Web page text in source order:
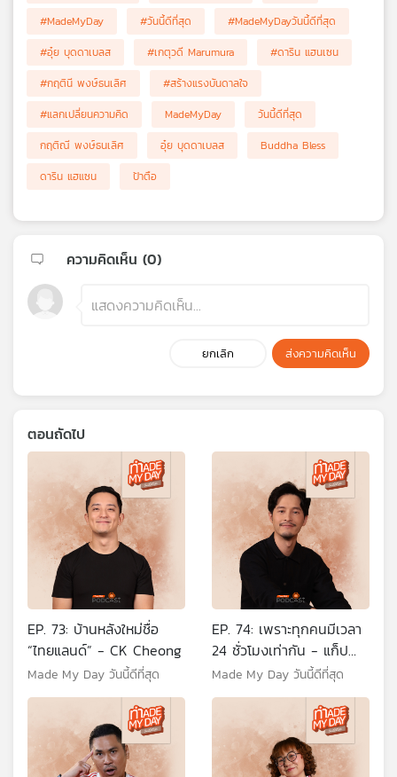
#MadeMyDay
#วันนี้ดีที่สุด
#MadeMyDayวันนี้ดีที่สุด
#อุ๋ย บุดดาเบลส
#เกตุวดี Marumura
#ดาริน แฮนเซน
#กฤตินี พงษ์ธนเลิศ
#สร้างแรงบันดาลใจ
#แลกเปลี่ยนความคิด
MadeMyDay
วันนี้ดีที่สุด
กฤติณี พงษ์ธนเลิศ
อุ๋ย บุดดาเบลส
Buddha Bless
ดาริน แฮแซน
ป้าตือ
ความคิดเห็น (0)
ยกเลิก ส่งความคิดเห็น
ตอนถัดไป
EP. 73: บ้านหลังใหม่ชื่อ
“ไทยแลนด์” - CK Cheong
Made My Day วันนี้ดีที่สุด
EP. 74: เพราะทุกคนมีเวลา
24 ชั่วโมงเท่ากัน - แก็ป
ธนเวทย์ สิริวัฒน์ธนกุล
Made My Day วันนี้ดีที่สุด